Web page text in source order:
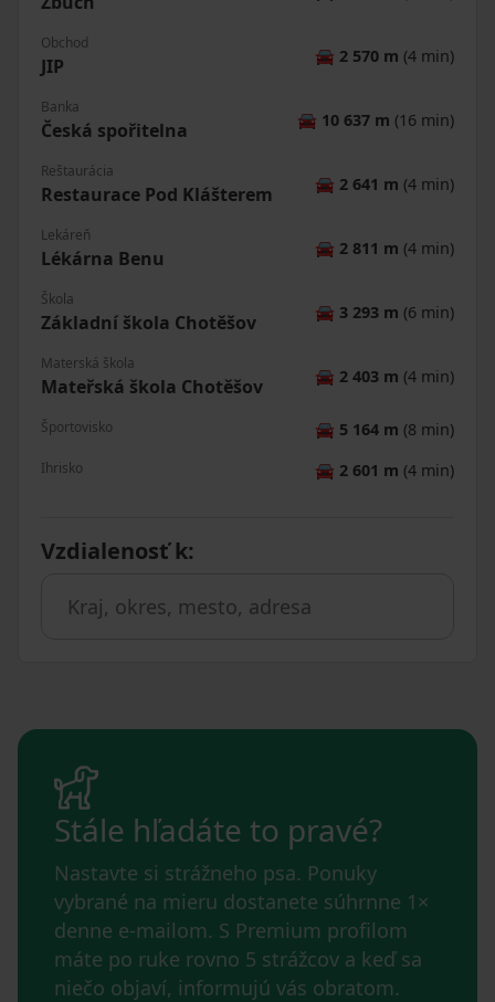
Obchod
JIP 🚘 2 570 m (4 min)
Banka
Česká spořitelna 🚘 10 637 m (16 min)
Reštaurácia
Restaurace Pod Klášterem 🚘 2 641 m (4 min)
Lekáreň
Lékárna Benu 🚘 2 811 m (4 min)
Škola
Základní škola Chotěšov 🚘 3 293 m (6 min)
Materská škola
Mateřská škola Chotěšov 🚘 2 403 m (4 min)
Športovisko 🚘 5 164 m (8 min)
Ihrisko 🚘 2 601 m (4 min)
Vzdialenosť k:
Stále hľadáte to pravé?
Nastavte si strážneho psa. Ponuky
vybrané na mieru dostanete súhrnne 1×
denne e-mailom. S Premium profilom
máte po ruke rovno 5 strážcov a keď sa
niečo objaví, informujú vás obratom.